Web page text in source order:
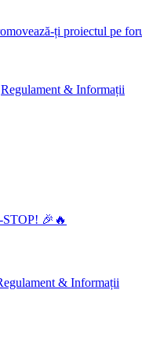
ți proiectul pe
Regulament & Informații
🎉🔥
& Informații